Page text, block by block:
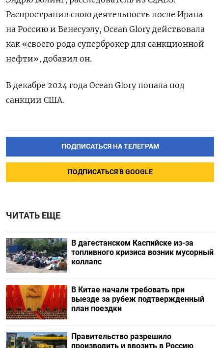
Распространив свою деятельность после Ирана
на Россию и Венесуэлу, Ocean Glory действовала
как «своего рода суперброкер для санкционной
нефти», добавил он.
В декабре 2024 года Ocean Glory попала под
санкции США.
ПОДПИСАТЬСЯ НА ТЕЛЕГРАМ
ПОДПИСАТЬСЯ В GOOGLE
ЧИТАТЬ ЕЩЕ
В дагестанском Каспийске из-за
топливного кризиса возник мусорный
коллапс
В Китае начали требовать при
выезде за рубеж подтвержденный
план поездки
Правительство разрешило
производить и ввозить в Россию